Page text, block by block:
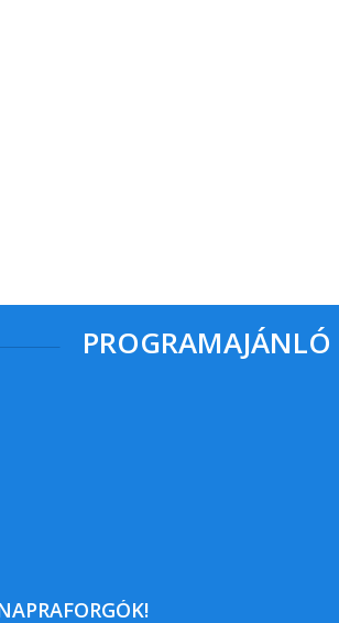
PROGRAMAJÁNLÓ